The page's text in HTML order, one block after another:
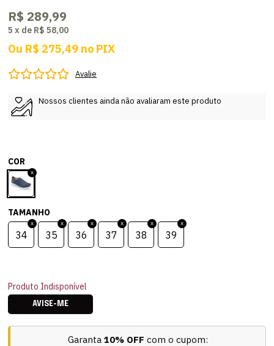
R$ 289,99
5 x de R$ 58,00
Ou R$ 275,49 no PIX
Avalie
Nossos clientes ainda não avaliaram este produto
COR
TAMANHO
34 35 36 37 38 39
Produto Indisponível
AVISE-ME
Garanta 10% OFF com o cupom: